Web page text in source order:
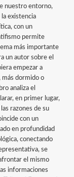
nuestro entorno,
la existencia
con un
permite
más importante
un autor sobre el
empezar a
más dormido o
analiza el
en primer lugar,
razones de su
con un
en profundidad
conectando
se
el mismo
informaciones